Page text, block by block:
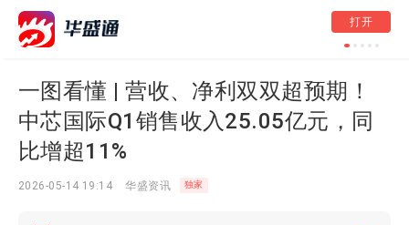
港股异动 | 保险股
打开
一图看懂 | 营收、净利双双超预期！
中芯国际Q1销售收入25.05亿元，同
比增超11%
2026-05-14 19:14 华盛资讯 独家